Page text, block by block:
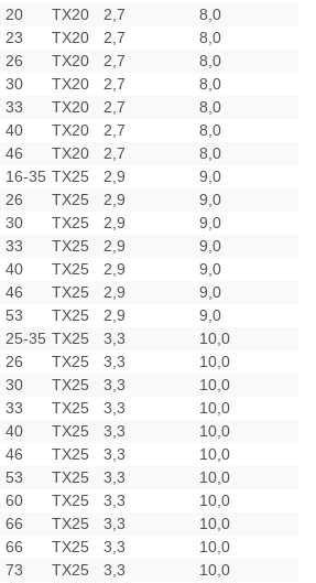
20 TX20 2,7
8,0
23 TX20 2,7
8,0
26 TX20 2,7
8,0
30 TX20 2,7
8,0
33 TX20 2,7
8,0
40 TX20 2,7
8,0
46 TX20 2,7
8,0
16-35 TX25 2,9
9,0
26 TX25 2,9
9,0
30 TX25 2,9
9,0
33 TX25 2,9
9,0
40 TX25 2,9
9,0
46 TX25 2,9
9,0
53 TX25 2,9
9,0
25-35 TX25 3,3
10,0
26 TX25 3,3
10,0
30 TX25 3,3
10,0
33 TX25 3,3
10,0
40 TX25 3,3
10,0
46 TX25 3,3
10,0
53 TX25 3,3
10,0
60 TX25 3,3
10,0
66 TX25 3,3
10,0
66 TX25 3,3
10,0
73 TX25 3,3
10,0